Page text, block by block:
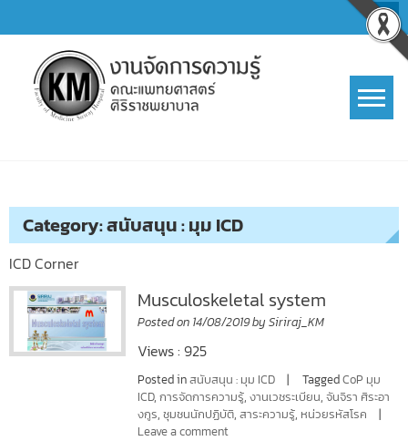
to
content
Category:สนับสนุน : มุม ICD
ICD Corner
Musculoskeletal system
Posted on 14/08/2019bySiriraj_KM
Views : 925
Posted inสนับสนุน : มุม ICD TaggedCoP มุม
ICD,การจัดการความรู้,งานเวชระเบียน,จันจิรา ศิระอา
งกูร,ชุมชนนักปฏิบัติ,สาระความรู้, หน่วยรหัสโรค
Leave a comment